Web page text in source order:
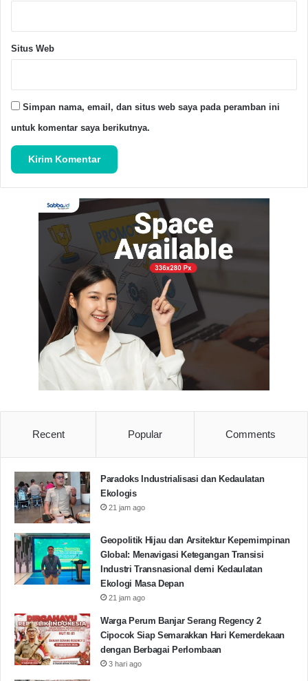
Banten DPW BKPRMI
Situs Web
Simpan nama, email, dan situs web saya pada peramban ini
untuk komentar saya berikutnya.
Recent Popular Comments
Paradoks Industrialisasi dan Kedaulatan
Ekologis
21 jam ago
Geopolitik Hijau dan Arsitektur Kepemimpinan
Global: Menavigasi Ketegangan Transisi
Industri Transnasional demi Kedaulatan
Ekologi Masa Depan
21 jam ago
Warga Perum Banjar Serang Regency 2
Cipocok Siap Semarakkan Hari Kemerdekaan
dengan Berbagai Perlombaan
3 hari ago